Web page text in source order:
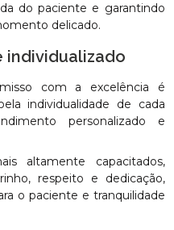
do paciente e garantindo
delicado.
individualizado
com a excelência é
individualidade de cada
personalizado e
altamente capacitados,
respeito e dedicação,
o paciente e tranquilidade